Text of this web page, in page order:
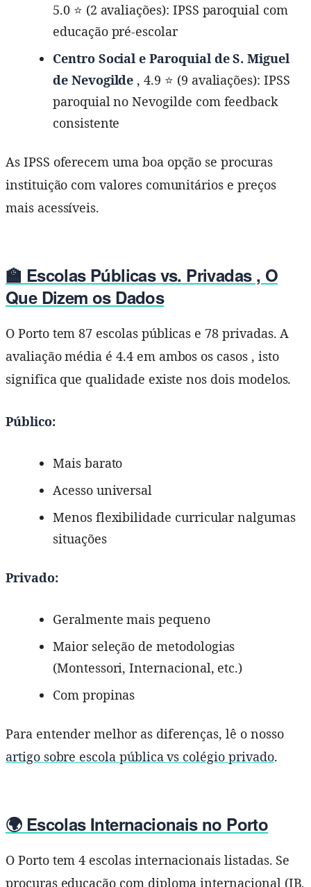
5.0 ⭐ (2 avaliações): IPSS paroquial com
educação pré-escolar
Centro Social e Paroquial de S. Miguel
de Nevogilde , 4.9 ⭐ (9 avaliações): IPSS
paroquial no Nevogilde com feedback
consistente
As IPSS oferecem uma boa opção se procuras
instituição com valores comunitários e preços
mais acessíveis.
🏫 Escolas Públicas vs. Privadas , O
Que Dizem os Dados
O Porto tem 87 escolas públicas e 78 privadas. A
avaliação média é 4.4 em ambos os casos , isto
significa que qualidade existe nos dois modelos.
Público:
Mais barato
Acesso universal
Menos flexibilidade curricular nalgumas
situações
Privado:
Geralmente mais pequeno
Maior seleção de metodologias
(Montessori, Internacional, etc.)
Com propinas
Para entender melhor as diferenças, lê o nosso
artigo sobre escola pública vs colégio privado.
🌍 Escolas Internacionais no Porto
O Porto tem 4 escolas internacionais listadas. Se
procuras educação com diploma internacional (IB,